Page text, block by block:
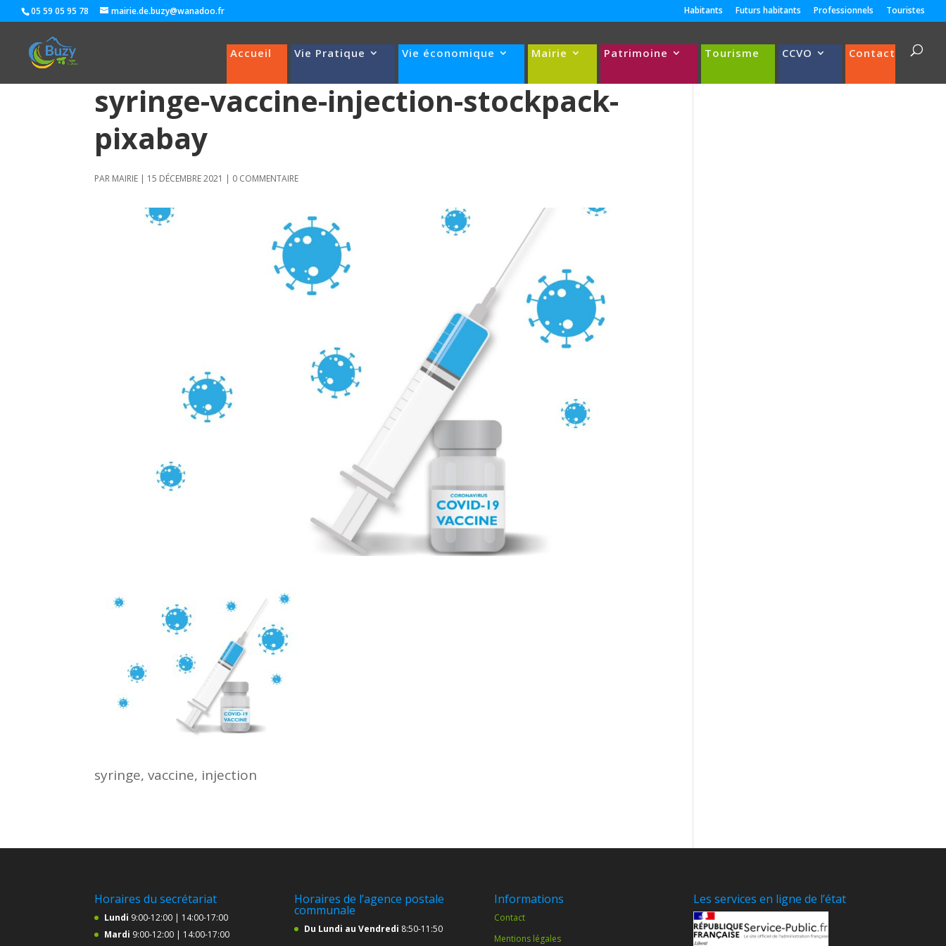
05 59 05 95 78 mairie.de.buzy@wanadoo.fr Habitants Futurs habitants Professionnels Touristes
Accueil Vie Pratique Vie économique Mairie Patrimoine Tourisme CCVO Contact
syringe-vaccine-injection-stockpack-
pixabay
PAR MAIRIE | 15 DÉCEMBRE 2021 | 0 COMMENTAIRE
syringe, vaccine, injection
Horaires du secrétariat
Lundi 9:00-12:00 | 14:00-17:00
Mardi 9:00-12:00 | 14:00-17:00
Horaires de l’agence postale
communale
Du Lundi au Vendredi 8:50-11:50
Informations
Contact
Mentions légales
Les services en ligne de l’état